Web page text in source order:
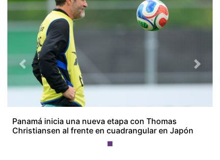
Panamá inicia una nueva etapa con Thomas
Christiansen al frente en cuadrangular en Japón
Previous Next